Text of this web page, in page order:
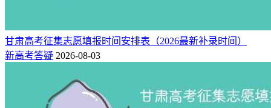
甘肃高考征集志愿填报时间安排表（2026最新补录时间）
新高考答疑 2026-08-03